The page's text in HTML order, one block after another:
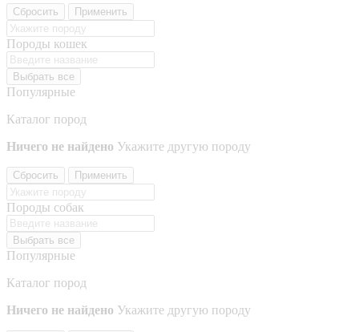
Сбросить Применить
Породы кошек
Выбрать все
Популярные
Каталог пород
Ничего не найдено Укажите другую породу
Сбросить Применить
Породы собак
Выбрать все
Популярные
Каталог пород
Ничего не найдено Укажите другую породу